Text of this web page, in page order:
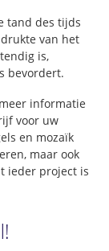
tand des tijds
van het
is,
bevordert.
informatie
voor uw
en mozaïk
maar ook
ieder project is